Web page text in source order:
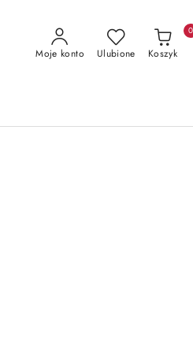
Moje konto Ulubione Koszyk
0